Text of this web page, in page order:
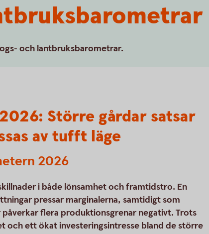
och lantbruksbarometrar.
Större gårdar satsar
av tufft läge
2026
i både lönsamhet och framtidstro. En
pressar marginalerna, samtidigt som
flera produktionsgrenar negativt. Trots
och ett ökat investeringsintresse bland de större